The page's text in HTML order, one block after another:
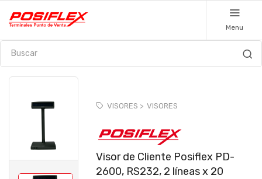
Menu
VISORES > VISORES
Visor de Cliente Posiflex PD-
2600, RS232, 2 líneas x 20